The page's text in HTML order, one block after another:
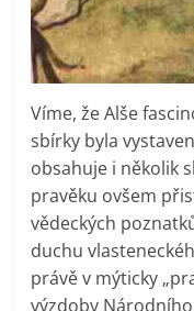
Víme, že Alše
sbírky byla
obsahuje i několik
pravěku ovšem
vědeckých
duchu
právě v mýticky
výzdoby